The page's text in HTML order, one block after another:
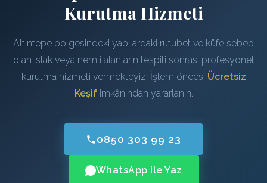
Kurutma Hizmeti
Altintepe bölgesindeki yapılardaki rutubet ve küfe sebep
olan ıslak veya nemli alanların tespiti sonrası profesyonel
kurutma hizmeti vermekteyiz. İşlem öncesi Ücretsiz
Keşifimkânından yararlanın.
0850 303 99 23
WhatsApp ile Yaz